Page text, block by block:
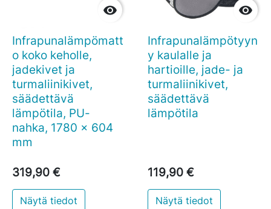

Infrapunalämpömatt
o koko keholle,
jadekivet ja
turmaliinikivet,
säädettävä
lämpötila, PU-
nahka, 1780 x 604
mm
319,90 €
Näytä tiedot

Infrapunalämpötyyn
y kaulalle ja
hartioille, jade- ja
turmaliinikivet,
säädettävä
lämpötila
119,90 €
Näytä tiedot